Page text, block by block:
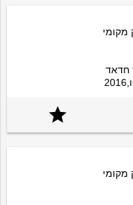
מקומי
חדאד

מקומי